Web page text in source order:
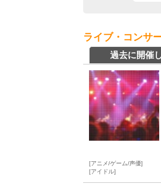
ライブ・コンサ
過去に開催
アニメ/ゲーム/声優
アイドル